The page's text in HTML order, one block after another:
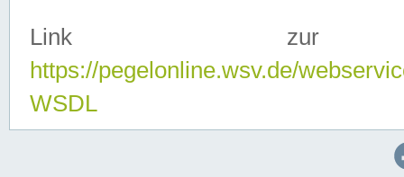
Link zur
https://pegelonline.wsv.de/
WSDL